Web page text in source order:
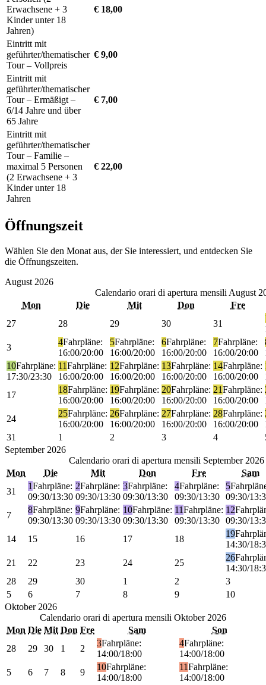
Erwachsene + 3
Kinder unter 18
Jahren)
€ 18,00
Eintritt mit
geführter/thematischer
Tour – Vollpreis
€ 9,00
Eintritt mit
geführter/thematischer
Tour – Ermäßigt –
6/14 Jahre und über
65 Jahre
€ 7,00
Eintritt mit
geführter/thematischer
Tour – Familie –
maximal 5 Personen
(2 Erwachsene + 3
Kinder unter 18
Jahren
€ 22,00
Öffnungszeit
Wählen Sie den Monat aus, der Sie interessiert, und entdecken Sie
die Öffnungszeiten.
August 2026
Calendario orari di apertura mensili August
Mon
Die Mit Don
Fre
27
28 29 30 31
3
4Fahrpläne:
16:00/20:00
5Fahrpläne:
16:00/20:00
6Fahrpläne:
16:00/20:00
7Fahrpläne:
16:00/20:00
10Fahrpläne:
17:30/23:30
11Fahrpläne:
16:00/20:00
12Fahrpläne:
16:00/20:00
13Fahrpläne:
16:00/20:00
14Fahrpläne:
16:00/20:00
17
18Fahrpläne:
16:00/20:00
19Fahrpläne:
16:00/20:00
20Fahrpläne:
16:00/20:00
21Fahrpläne:
16:00/20:00
24
25Fahrpläne:
16:00/20:00
26Fahrpläne:
16:00/20:00
27Fahrpläne:
16:00/20:00
28Fahrpläne:
16:00/20:00
31
1 2 3 4
September 2026
Calendario orari di apertura mensili September 2026
Mon
Die Mit Don Fre
Sam
31
1Fahrpläne:
09:30/13:30
2Fahrpläne:
09:30/13:30
3Fahrpläne:
09:30/13:30
4Fahrpläne:
09:30/13:30
5
09:30/
7
8Fahrpläne:
09:30/13:30
9Fahrpläne:
09:30/13:30
10Fahrpläne:
09:30/13:30
11Fahrpläne:
09:30/13:30
12
09:30/
14
15 16 17 18
19
14:30/
21
22 23 24 25
26
14:30/
28
29 30 1 2
3
5
6 7 8 9
10
Oktober 2026
Calendario orari di apertura mensili Oktober 2026
Mon Die Mit Don Fre Sam
Son
28
29 30 1 2
3Fahrpläne:
14:00/18:00
4Fahrpläne:
14:00/18:00
5
6 7 8 9
10Fahrpläne:
14:00/18:00
11Fahrpläne:
14:00/18:00